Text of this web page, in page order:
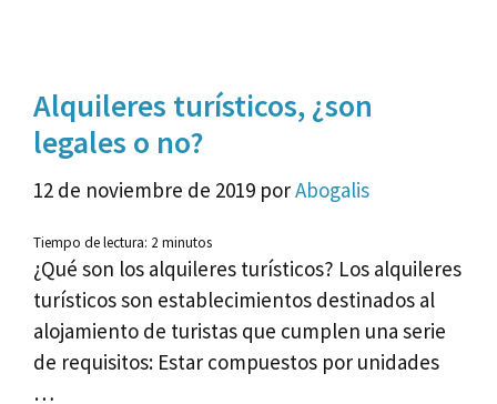
Alquileres turísticos, ¿son
legales o no?
12 de noviembre de 2019 porAbogalis
Tiempo de lectura: 2 minutos
¿Qué son los alquileres turísticos? Los alquileres
turísticos son establecimientos destinados al
alojamiento de turistas que cumplen una serie
de requisitos: Estar compuestos por unidades
…